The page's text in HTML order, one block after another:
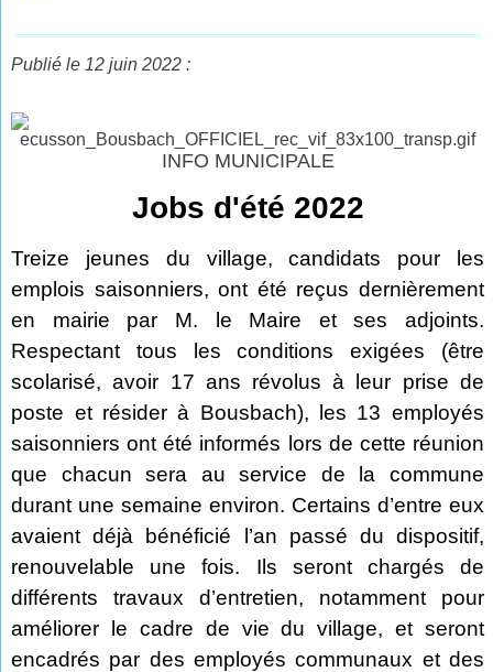
Publié le 12 juin 2022 :
INFO MUNICIPALE
Jobs d'été 2022
Treize jeunes du village, candidats pour les
emplois saisonniers, ont été reçus dernièrement
en mairie par M. le Maire et ses adjoints.
Respectant tous les conditions exigées (être
scolarisé, avoir 17 ans révolus à leur prise de
poste et résider à Bousbach), les 13 employés
saisonniers ont été informés lors de cette réunion
que chacun sera au service de la commune
durant une semaine environ. Certains d’entre eux
avaient déjà bénéficié l’an passé du dispositif,
renouvelable une fois. Ils seront chargés de
différents travaux d’entretien, notamment pour
améliorer le cadre de vie du village, et seront
encadrés par des employés communaux et des